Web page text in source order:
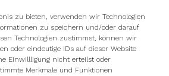
zu bieten, verwenden wir Technologien
zu speichern und/oder darauf
Technologien zustimmst, können wir
oder eindeutige IDs auf dieser Website
Einwillligung nicht erteilst oder
Merkmale und Funktionen